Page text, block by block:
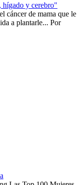
hígado y cerebro"
cáncer de mama que le
a plantarle... Por